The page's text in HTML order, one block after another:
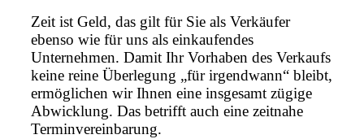
Zeit ist Geld, das gilt für Sie als Verkäufer
ebenso wie für uns als einkaufendes
Unternehmen. Damit Ihr Vorhaben des Verkaufs
keine reine Überlegung „für irgendwann“ bleibt,
ermöglichen wir Ihnen eine insgesamt zügige
Abwicklung. Das betrifft auch eine zeitnahe
Terminvereinbarung.